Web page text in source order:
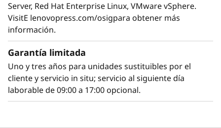
Server, Red Hat Enterprise Linux, VMware vSphere.
VisitE lenovopress.com/osigpara obtener más
información.
Garantía limitada
Uno y tres años para unidades sustituibles por el
cliente y servicio in situ; servicio al siguiente día
laborable de 09:00 a 17:00 opcional.